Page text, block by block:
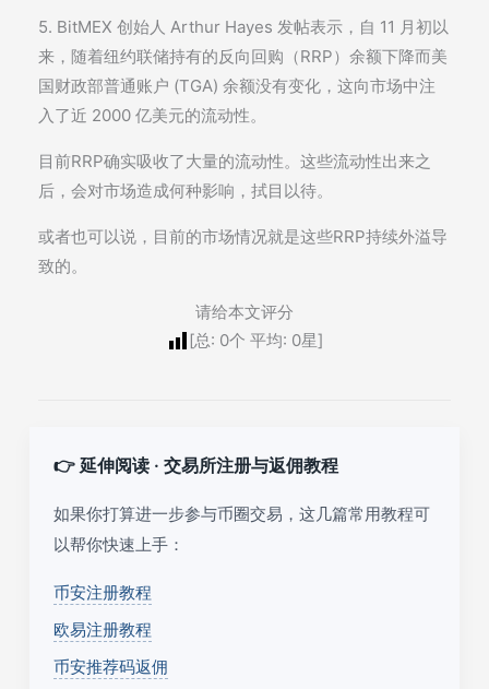
5. BitMEX 创始人 Arthur Hayes 发帖表示，自 11 月初以
来，随着纽约联储持有的反向回购（RRP）余额下降而美
国财政部普通账户 (TGA) 余额没有变化，这向市场中注
入了近 2000 亿美元的流动性。
目前RRP确实吸收了大量的流动性。这些流动性出来之
后，会对市场造成何种影响，拭目以待。
或者也可以说，目前的市场情况就是这些RRP持续外溢导
致的。
请给本文评分
[总: 0个 平均: 0星]
👉 延伸阅读 · 交易所注册与返佣教程
如果你打算进一步参与币圈交易，这几篇常用教程可
以帮你快速上手：
币安注册教程
欧易注册教程
币安推荐码返佣